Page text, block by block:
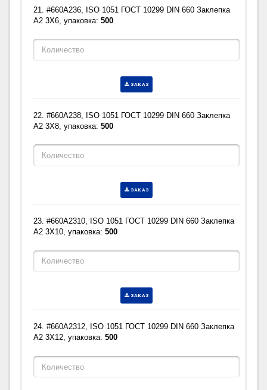
21. #660A236, ISO 1051 ГОСТ 10299 DIN 660 Заклепка
A2 3X6, упаковка:500
ЗАКАЗ
22. #660A238, ISO 1051 ГОСТ 10299 DIN 660 Заклепка
A2 3X8, упаковка:500
ЗАКАЗ
23. #660A2310, ISO 1051 ГОСТ 10299 DIN 660 Заклепка
A2 3X10, упаковка:500
ЗАКАЗ
24. #660A2312, ISO 1051 ГОСТ 10299 DIN 660 Заклепка
A2 3X12, упаковка:500